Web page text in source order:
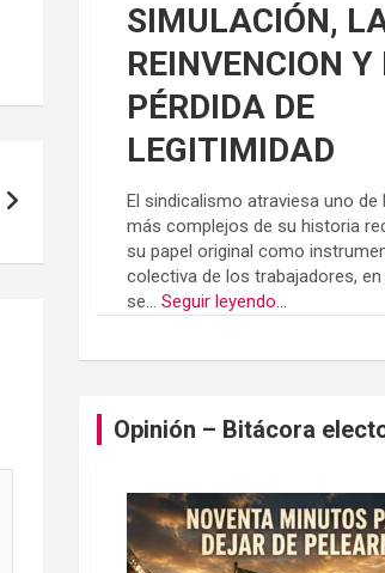
SIMULACIÓN,
REINVENCION
PÉRDIDA DE
LEGITIMIDAD
El sindicalismo atraviesa uno
más complejos de su historia
su papel original como
colectiva de los trabajadores,
se...Seguir leyendo...
Opinión – Bitácora